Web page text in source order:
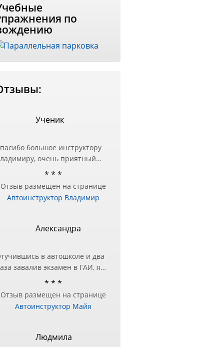
по
Ученик
большое инструктору
очень приятный
человек и настоящий
другой автошколе, но перед
экзаменом в ГИБДД
подготовка — за практическими
занятиями и обратилась к
подход в подаче
и разъяснил все
ошибки, с которыми до этого
было трудно справиться!
Премного благодарна
* * *
Отзыв размещен на странице
Автоинструктор Владимир
Александра
в автошколе и два
завалив экзамен в ГАИ, я
поняла, что нужно другое
Сестра посоветовала Майю в
качестве инструктора, чтобы
маршрут и упражнения.
Уже после первого занятия, я
* * *
Отзыв размещен на странице
Автоинструктор Майя
Людмила